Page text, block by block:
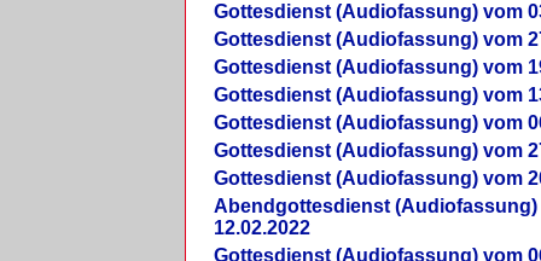
Gottesdienst (Audiofassung) vom
Gottesdienst (Audiofassung) vom
Gottesdienst (Audiofassung) vom
Gottesdienst (Audiofassung) vom
Gottesdienst (Audiofassung) vom
Gottesdienst (Audiofassung) vom
Gottesdienst (Audiofassung) vom
Abendgottesdienst (Audiofassung)
12.02.2022
Gottesdienst (Audiofassung) vom